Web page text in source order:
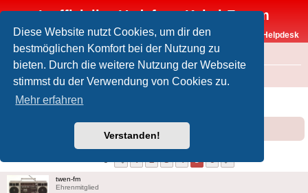
Diese Website nutzt Cookies, um dir den
bestmöglichen Komfort bei der Nutzung zu
bieten. Durch die weitere Nutzung der Webseite
stimmst du der Verwendung von Cookies zu.
Mehr erfahren
Verstanden!
Inoffizielles Vodafone-Kabel-Forum
Vodafone-Kabel-Helpdesk
FAQ
Foren-Übersicht Offtopic
Discovery übernimmt TELE 5
Vorherige
1 2 3 4 5 6 Nächste
twen-fm
Ehrenmitglied